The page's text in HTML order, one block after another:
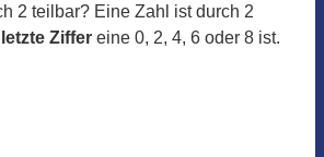
2 teilbar? Eine Zahl ist durch 2
letzte Ziffer eine 0, 2, 4, 6 oder 8 ist.